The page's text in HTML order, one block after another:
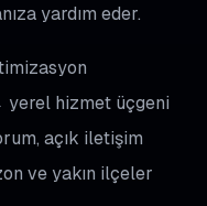
yardım eder.
hizmet üçgeni
açık iletişim
ve yakın ilçeler